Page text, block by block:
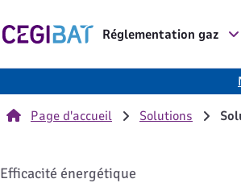
Cegibat, accueil Réglementation gaz
Page d'accueil Solutions
Efficacité énergétique